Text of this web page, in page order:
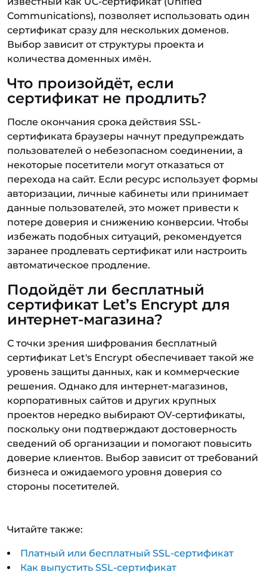
Communications), позволяет использовать один
сертификат сразу для нескольких доменов.
Выбор зависит от структуры проекта и
количества доменных имён.
Что произойдёт, если
сертификат не продлить?
После окончания срока действия SSL-
сертификата браузеры начнут предупреждать
пользователей о небезопасном соединении, а
некоторые посетители могут отказаться от
перехода на сайт. Если ресурс использует формы
авторизации, личные кабинеты или принимает
данные пользователей, это может привести к
потере доверия и снижению конверсии. Чтобы
избежать подобных ситуаций, рекомендуется
заранее продлевать сертификат или настроить
автоматическое продление.
Подойдёт ли бесплатный
сертификат Let’s Encrypt для
интернет-магазина?
С точки зрения шифрования бесплатный
сертификат Let's Encrypt обеспечивает такой же
уровень защиты данных, как и коммерческие
решения. Однако для интернет-магазинов,
корпоративных сайтов и других крупных
проектов нередко выбирают OV-сертификаты,
поскольку они подтверждают достоверность
сведений об организации и помогают повысить
доверие клиентов. Выбор зависит от требований
бизнеса и ожидаемого уровня доверия со
стороны посетителей.
Читайте также:
Платный или бесплатный SSL-сертификат
Как выпустить SSL-сертификат